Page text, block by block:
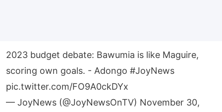
2023 budget debate: Bawumia is like Maguire,
scoring own goals. - Adongo #JoyNews
pic.twitter.com/FO9A0ckDYx
— JoyNews (@JoyNewsOnTV) November 30,